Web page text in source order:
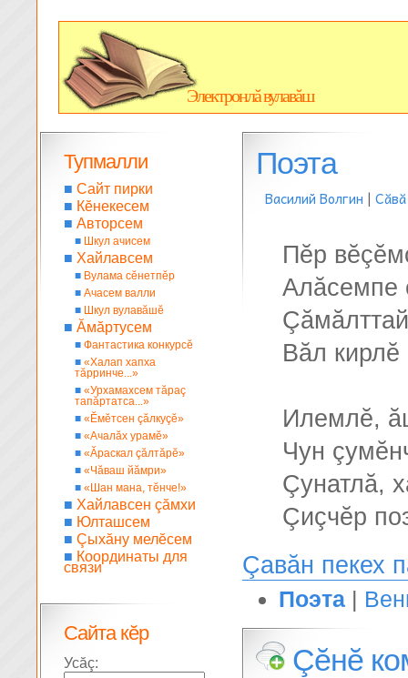
Электронлă вулавăш
Поэта
Василий Волгин | Сăвă
Пĕр
Алăсемпе
Вăл
Илемлĕ,
Чун
Çунатлă,
Çиçчĕр
Çавăн пекех
Поэта |
Çĕнĕ
Тупмалли
■ Сайт пирки
■ Кĕнекесем
■ Авторсем
■ Шкул ачисем
■ Хайлавсем
■ Вулама сĕнетпĕр
■ Ачасем валли
■ Шкул вулавăшĕ
■ Ăмăртусем
■ Фантастика конкурсĕ
■ «Халап хапха
тăрринче...»
■ «Урхамахсем тăраç
тапăртатса...»
■ «Ĕмĕтсен çăлкуçĕ»
■ «Ачалăх урамĕ»
■ «Ăраскал çăлтăрĕ»
■ «Чăваш йăмри»
■ «Шан мана, тĕнче!»
■ Хайлавсен çăмхи
■ Юлташсем
■ Çыхăну мелĕсем
■ Координаты для
связи
Сайта кĕр
Усăç: